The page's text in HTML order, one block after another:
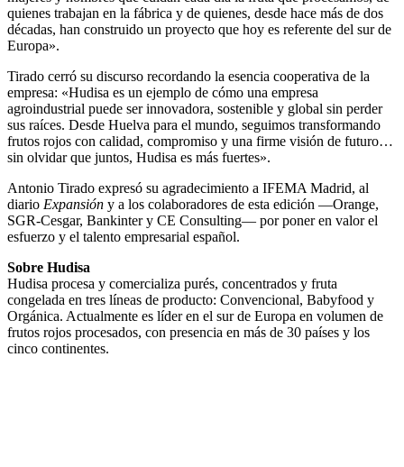
quienes trabajan en la fábrica y de quienes, desde hace más de dos
décadas, han construido un proyecto que hoy es referente del sur de
Europa».
Tirado cerró su discurso recordando la esencia cooperativa de la
empresa: «Hudisa es un ejemplo de cómo una empresa
agroindustrial puede ser innovadora, sostenible y global sin perder
sus raíces. Desde Huelva para el mundo, seguimos transformando
frutos rojos con calidad, compromiso y una firme visión de futuro…
sin olvidar que juntos, Hudisa es más fuertes».
Antonio Tirado expresó su agradecimiento a IFEMA Madrid, al
diario Expansión y a los colaboradores de esta edición —Orange,
SGR-Cesgar, Bankinter y CE Consulting— por poner en valor el
esfuerzo y el talento empresarial español.
Sobre Hudisa
Hudisa procesa y comercializa purés, concentrados y fruta
congelada en tres líneas de producto: Convencional, Babyfood y
Orgánica. Actualmente es líder en el sur de Europa en volumen de
frutos rojos procesados, con presencia en más de 30 países y los
cinco continentes.